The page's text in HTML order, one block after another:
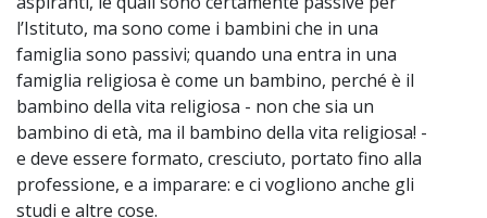
l’Istituto, ma sono come i bambini che in una
famiglia sono passivi; quando una entra in una
famiglia religiosa è come un bambino, perché è il
bambino della vita religiosa - non che sia un
bambino di età, ma il bambino della vita religiosa! -
e deve essere formato, cresciuto, portato fino alla
professione, e a imparare: e ci vogliono anche gli
studi e altre cose.